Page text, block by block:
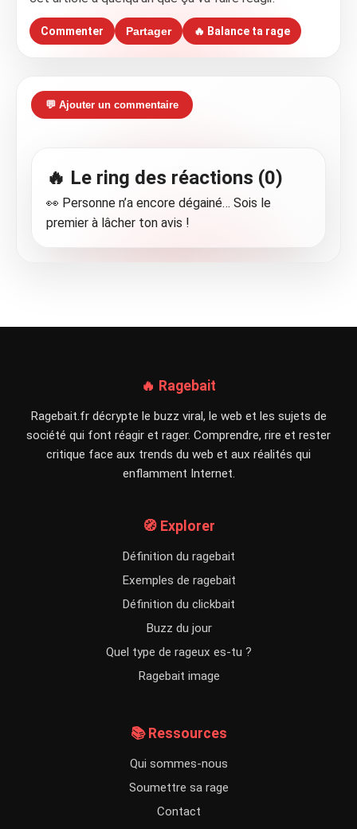
Commenter Partager 🔥 Balance ta rage
💬 Ajouter un commentaire
🔥 Le ring des réactions (0)
👀 Personne n’a encore dégainé… Sois le
premier à lâcher ton avis !
🔥 Ragebait
Ragebait.fr décrypte le buzz viral, le web et les sujets de
société qui font réagir et rager. Comprendre, rire et rester
critique face aux trends du web et aux réalités qui
enflamment Internet.
🧭 Explorer
Définition du ragebait
Exemples de ragebait
Définition du clickbait
Buzz du jour
Quel type de rageux es-tu ?
Ragebait image
📚 Ressources
Qui sommes-nous
Soumettre sa rage
Contact